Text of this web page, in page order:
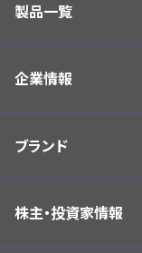
製品一覧
企業情報
ブランド
株主・投資家情報